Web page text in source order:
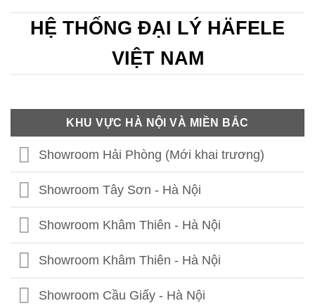
HỆ THỐNG ĐẠI LÝ HÄFELE
VIỆT NAM
KHU VỰC HÀ NỘI VÀ MIỀN BẮC
Showroom Hải Phòng (Mới khai trương)
Showroom Tây Sơn - Hà Nội
Showroom Khâm Thiên - Hà Nội
Showroom Khâm Thiên - Hà Nội
Showroom Cầu Giấy - Hà Nội